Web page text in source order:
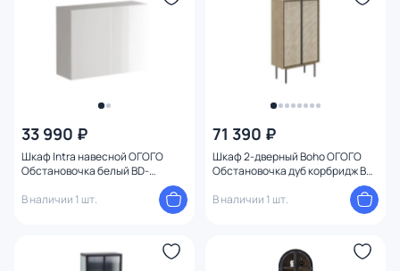
33 990 ₽
Шкаф Intra навесной ОГОГО
Обстановочка белый BD-
В наличии 1 шт.
71 390 ₽
Шкаф 2-дверный Boho ОГОГО
Обстановочка дуб корбридж BD-
В наличии 1 шт.